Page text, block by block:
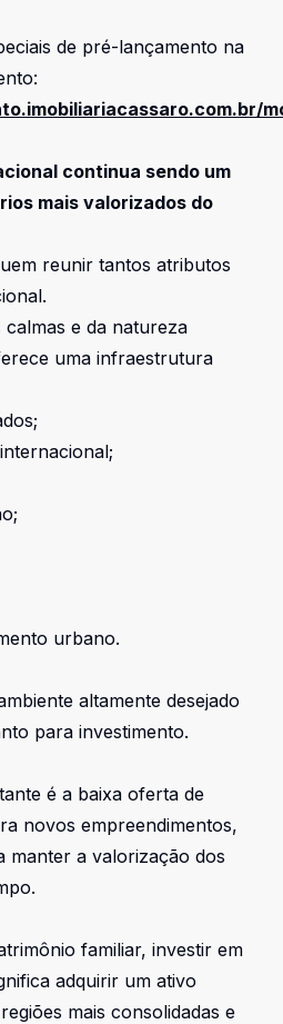
de pré-lançamento na
continua sendo um
mais valorizados do
reunir tantos atributos
calmas e da natureza
uma infraestrutura
urbano.
altamente desejado
para investimento.
é a baixa oferta de
novos empreendimentos,
a valorização dos
familiar, investir em
adquirir um ativo
mais consolidadas e